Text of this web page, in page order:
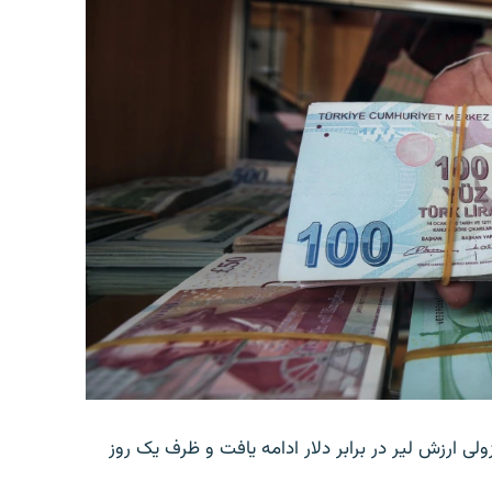
ارزش لیر در برابر دلار ادامه یافت و ظرف یک روز